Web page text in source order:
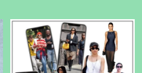
ド】6選